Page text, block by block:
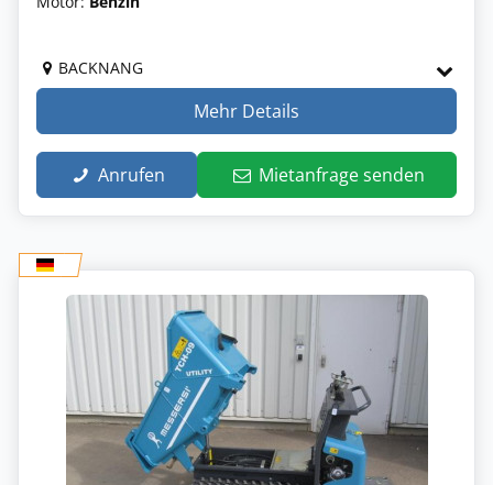
BACKNANG
Mehr Details
Anrufen Mietanfrage senden